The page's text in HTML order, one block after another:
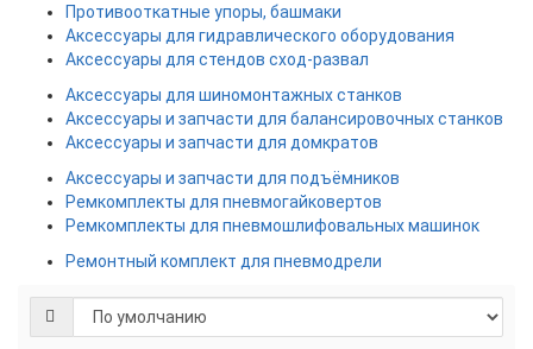
Противооткатные упоры, башмаки
Аксессуары для гидравлического оборудования
Аксессуары для стендов сход-развал
Аксессуары для шиномонтажных станков
Аксессуары и запчасти для балансировочных станков
Аксессуары и запчасти для домкратов
Аксессуары и запчасти для подъёмников
Ремкомплекты для пневмогайковертов
Ремкомплекты для пневмошлифовальных машинок
Ремонтный комплект для пневмодрели